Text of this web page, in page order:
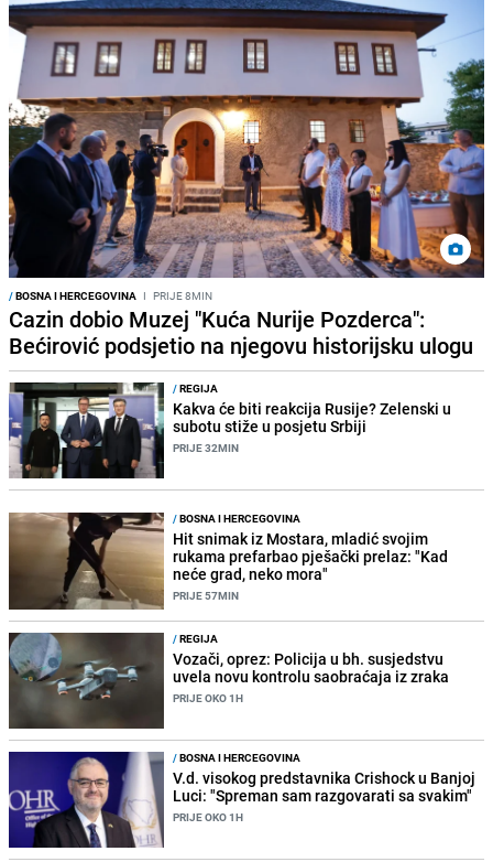
/BOSNA I HERCEGOVINA I PRIJE 8MIN
Cazin dobio Muzej "Kuća Nurije Pozderca":
Bećirović podsjetio na njegovu historijsku ulogu
/REGIJA
Kakva će biti reakcija Rusije? Zelenski u
subotu stiže u posjetu Srbiji
PRIJE 32MIN
/BOSNA I HERCEGOVINA
Hit snimak iz Mostara, mladić svojim
rukama prefarbao pješački prelaz: "Kad
neće grad, neko mora"
PRIJE 57MIN
/REGIJA
Vozači, oprez: Policija u bh. susjedstvu
uvela novu kontrolu saobraćaja iz zraka
PRIJE OKO 1H
/BOSNA I HERCEGOVINA
V.d. visokog predstavnika Crishock u Banjoj
Luci: "Spreman sam razgovarati sa svakim"
PRIJE OKO 1H